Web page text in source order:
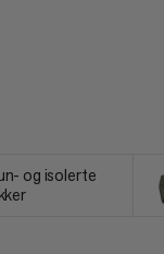
og isolerte